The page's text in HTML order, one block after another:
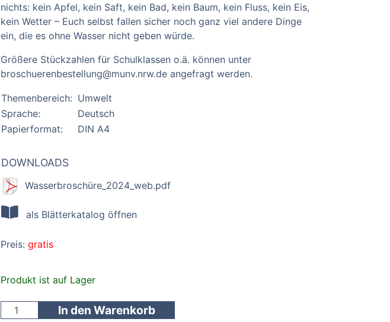
nichts: kein Apfel, kein Saft, kein Bad, kein Baum, kein Fluss, kein Eis,
kein Wetter – Euch selbst fallen sicher noch ganz viel andere Dinge
ein, die es ohne Wasser nicht geben würde.
Größere Stückzahlen für Schulklassen o.ä. können unter
broschuerenbestellung@munv.nrw.de angefragt werden.
Themenbereich: Umwelt
Sprache:
Deutsch
Papierformat:
DIN A4
DOWNLOADS
Wasserbroschüre_2024_web.pdf
als Blätterkatalog öffnen
Preis: gratis
Produkt ist auf Lager
In den Warenkorb